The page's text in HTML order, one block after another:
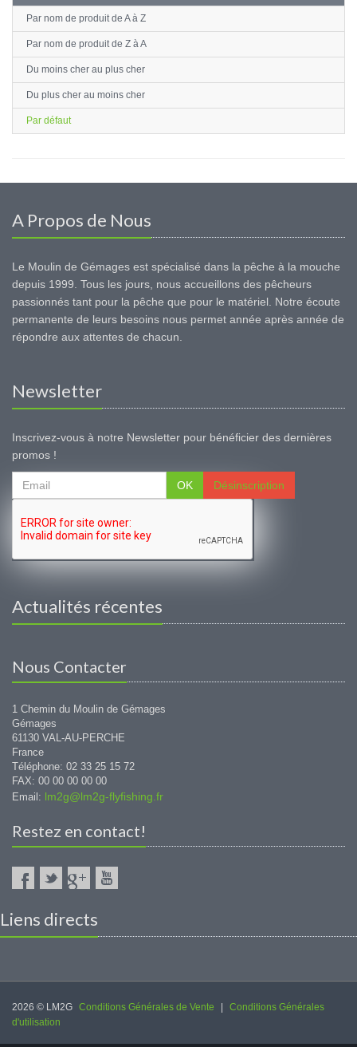
Par nom de produit de A à Z
Par nom de produit de Z à A
Du moins cher au plus cher
Du plus cher au moins cher
Par défaut
A Propos de Nous
Le Moulin de Gémages est spécialisé dans la pêche à la mouche
depuis 1999. Tous les jours, nous accueillons des pêcheurs
passionnés tant pour la pêche que pour le matériel. Notre écoute
permanente de leurs besoins nous permet année après année de
répondre aux attentes de chacun.
Newsletter
Inscrivez-vous à notre Newsletter pour bénéficier des dernières
promos !
OK Désinscription
Actualités récentes
Nous Contacter
1 Chemin du Moulin de Gémages
Gémages
61130 VAL-AU-PERCHE
France
Téléphone: 02 33 25 15 72
FAX: 00 00 00 00 00
Email: lm2g@lm2g-flyfishing.fr
Restez en contact!
Liens directs
2026 © LM2G Conditions Générales de Vente
Conditions Générales
d'utilisation